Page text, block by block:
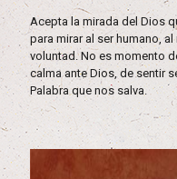
Acepta la mirada del Dios
para mirar al ser humano,
voluntad. No es momento
calma ante Dios, de sentir
Palabra que nos salva.